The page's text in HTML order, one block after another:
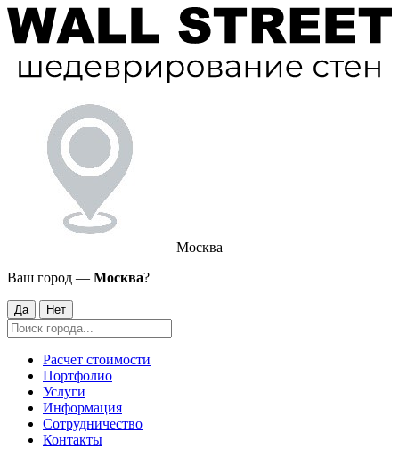
Москва
Ваш город — Москва?
Да Нет
Расчет стоимости
Портфолио
Услуги
Информация
Сотрудничество
Контакты